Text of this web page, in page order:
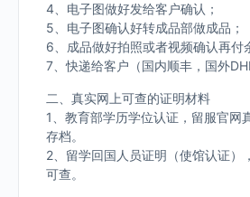
4、电子图做好发给客户确认；
5、电子图确认好转成品部做成品；
6、成品做好拍照或者视频确认再付
7、快递给客户（国内顺丰，国外
二、真实网上可查的证明材料
1、教育部学历学位认证，留服官网
存档。
2、留学回国人员证明（使馆认证）
可查。